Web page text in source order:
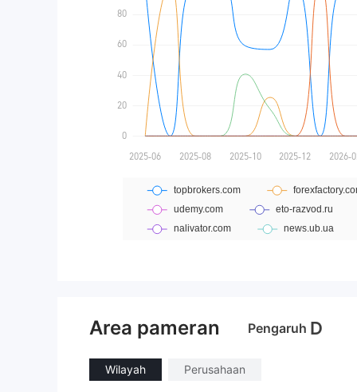
Area pameran Pengaruh D
Wilayah Perusahaan